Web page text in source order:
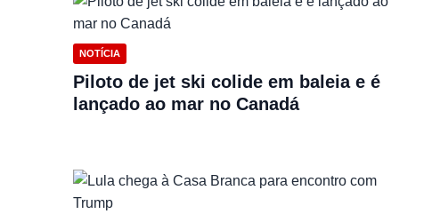
NOTÍCIA
Piloto de jet ski colide em baleia e é
lançado ao mar no Canadá